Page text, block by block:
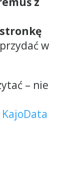
w
– nie
KajoData